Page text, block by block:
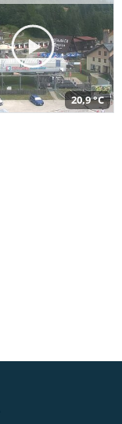
20,9 °C